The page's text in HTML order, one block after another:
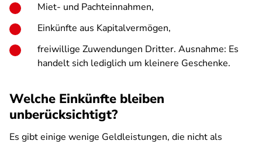
Miet- und Pachteinnahmen,
Einkünfte aus Kapitalvermögen,
freiwillige Zuwendungen Dritter. Ausnahme: Es
handelt sich lediglich um kleinere Geschenke.
Welche Einkünfte bleiben
unberücksichtigt?
Es gibt einige wenige Geldleistungen, die nicht als